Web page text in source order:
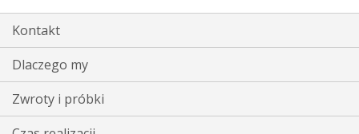
Kontakt
Dlaczego my
Zwroty i próbki